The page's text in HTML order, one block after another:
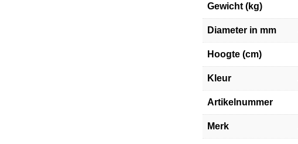
Gewicht (kg)
Diameter in mm
Hoogte (cm)
Kleur
Artikelnummer
Merk